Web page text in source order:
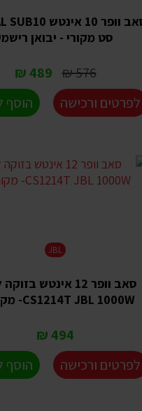
סט מקורי - יבואן
576 ₪
489 ₪
לפרטים ורכישה הוסף
JBL
סאב וופר 12 אינטש
CS1214T JBL 1000W- מקורי!!!
494 ₪
לפרטים ורכישה
הוסף